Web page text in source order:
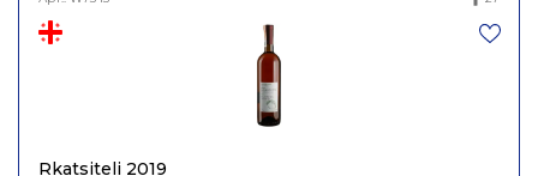
Rkatsiteli 2019